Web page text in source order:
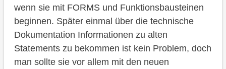
wenn sie mit FORMS und Funktionsbausteinen
beginnen. Später einmal über die technische
Dokumentation Informationen zu alten
Statements zu bekommen ist kein Problem, doch
man sollte sie vor allem mit den neuen